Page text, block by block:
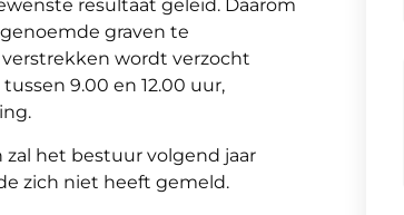
resultaat geleid. Daarom
graven te
wordt verzocht
9.00 en 12.00 uur,
het bestuur volgend jaar
zich niet heeft gemeld.